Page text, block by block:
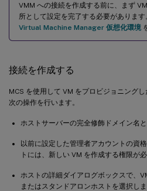
VMM への接続を作成する前に、まず
所として設定を完了する必要があります
Virtual Machine Manager 仮想化環境
接続を作成する
MCS を使用して VM をプロビジョニング
次の操作を行います。
ホストサーバーの完全修飾ドメイン名
以前に設定した管理者アカウントの資
トには、新しい VM を作成する権限が必
ホストの詳細ダイアログボックスで、
またはスタンドアロンホストを選択しま